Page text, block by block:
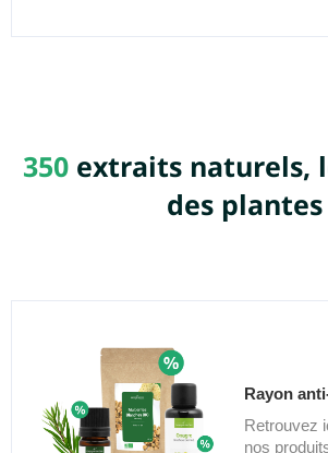
350 extraits naturels,
des plantes
Rayon
Retrouvez
nos